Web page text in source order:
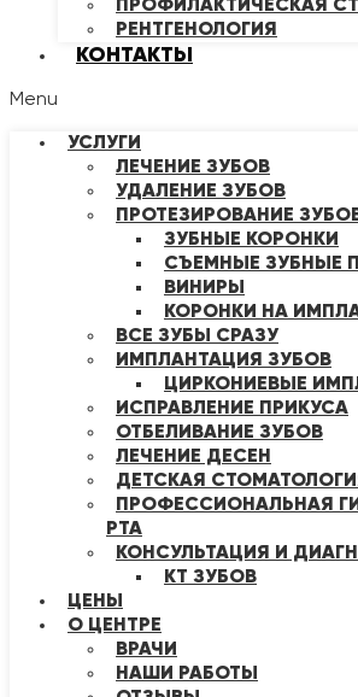
ПРОФИЛАКТИЧЕСКАЯ
РЕНТГЕНОЛОГИЯ
КОНТАКТЫ
Menu
УСЛУГИ
ЛЕЧЕНИЕ ЗУБОВ
УДАЛЕНИЕ ЗУБОВ
ПРОТЕЗИРОВАНИЕ
ЗУБНЫЕ КОРОНКИ
СЪЕМНЫЕ ЗУБНЫЕ
ВИНИРЫ
КОРОНКИ НА
ВСЕ ЗУБЫ СРАЗУ
ИМПЛАНТАЦИЯ ЗУБОВ
ЦИРКОНИЕВЫЕ
ИСПРАВЛЕНИЕ ПРИКУСА
ОТБЕЛИВАНИЕ ЗУБОВ
ЛЕЧЕНИЕ ДЕСЕН
ДЕТСКАЯ
ПРОФЕССИОНАЛЬНАЯ
РТА
КОНСУЛЬТАЦИЯ И
КТ ЗУБОВ
ЦЕНЫ
О ЦЕНТРЕ
ВРАЧИ
НАШИ РАБОТЫ